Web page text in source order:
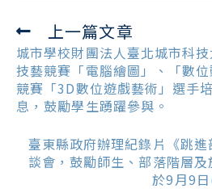
Read
more
articles
上一篇文章
城市學校財團法人臺北城市科
技藝競賽「電腦繪圖」、「數
競賽「3D數位遊戲藝術」選手
息，鼓勵學生踴躍參與。
臺東縣政府辦理紀錄片《跳
談會，鼓勵師生、部落階層
於9月9